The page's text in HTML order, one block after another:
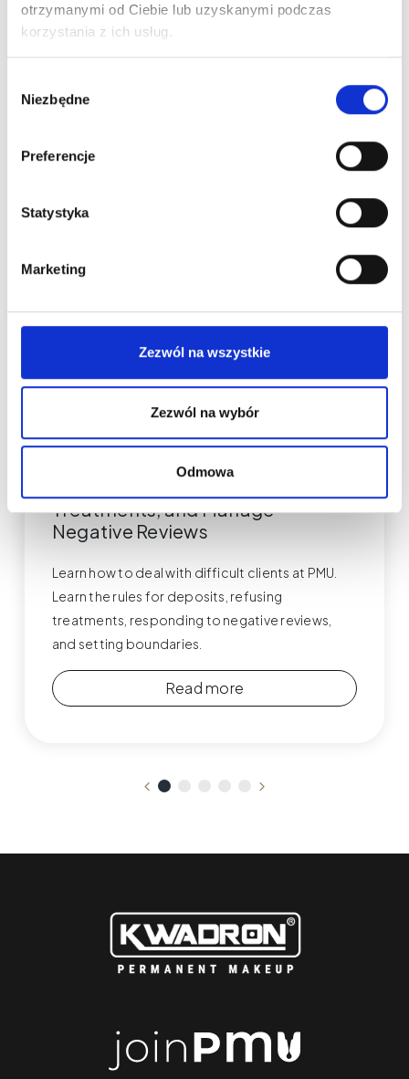
otrzymanymi od Ciebie lub uzyskanymi podczas
korzystania z ich usług.
zgody
Niezbędne
Preferencje
Statystyka
Marketing
Zezwól na wszystkie
Zezwól na wybór
Odmowa
New on our blog
Permanent Makeup
Difficult PMU Clients – How to
Treatments, and Manage
Negative Reviews
Learn how to deal with difficult clients at PMU.
Learn the rules for deposits, refusing
treatments, responding to negative reviews,
and setting boundaries.
Read more